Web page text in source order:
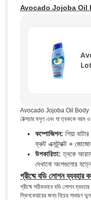
Avocado Jojoba Oil
Avocado Jojoba Oil Body
টেক্সচার মসৃণ এবং যা ত্বককে নরম
কম্পোজিশন: শিয়া
ফ্রুট এক্সট্র্যাক্ট +
উপকারিতা:ত্বকে
দেখানো অংশগুলোর
গ্রীষ্মে বডি লোশন ব্যবহার
গ্রীষ্মে সঠিকভাবে বডি লোশন
স্কিনকেয়ারের জন্য নিচের সাধারণ